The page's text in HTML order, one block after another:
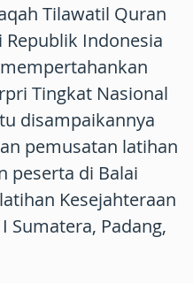
Tilawatil Quran
Republik Indonesia
Tingkat Nasional
disampaikannya
pemusatan latihan
peserta di Balai
Kesejahteraan
Sumatera, Padang,